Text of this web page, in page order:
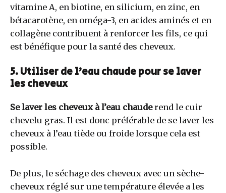
vitamine A, en biotine, en silicium, en zinc, en
bétacarotène, en oméga-3, en acides aminés et en
collagène contribuent à renforcer les fils, ce qui
est bénéfique pour la santé des cheveux.
5. Utiliser de l’eau chaude pour se laver
les cheveux
Se laver les cheveux à l’eau chauderend le cuir
chevelu gras. Il est donc préférable de se laver les
cheveux à l’eau tiède ou froide lorsque cela est
possible.
De plus, le séchage des cheveux avec un sèche-
cheveux réglé sur une température élevée a les